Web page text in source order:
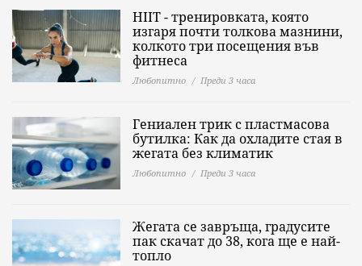
HIIT - тренировката, която
изгаря почти толкова мазнини,
колкото три посещения във
фитнеса
Любопитно Преди 3 часа
Гениален трик с пластмасова
бутилка: Как да охладите стая в
жегата без климатик
Любопитно Преди 3 часа
Жегата се завръща, градусите
пак скачат до 38, кога ще е най-
топло